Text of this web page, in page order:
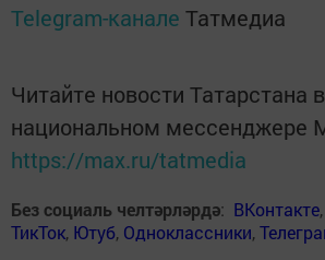
Telegram-канале Татмедиа
Читайте новости Татарстана в
национальном мессенджере
https://max.ru/tatmedia
Без социаль челтәрләрдә: ВКонтакте,
ТикТок, Ютуб, Одноклассники,